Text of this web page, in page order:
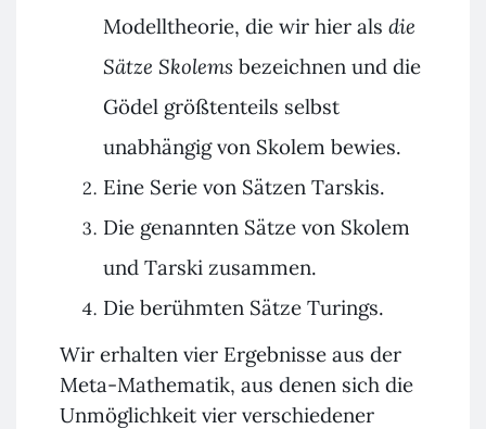
Modelltheorie, die wir hier als die
Sätze Skolems bezeichnen und die
Gödel größtenteils selbst
unabhängig von Skolem bewies.
Eine Serie von Sätzen Tarskis.
Die genannten Sätze von Skolem
und Tarski zusammen.
Die berühmten Sätze Turings.
Wir erhalten vier Ergebnisse aus der
Meta-Mathematik, aus denen sich die
Unmöglichkeit vier verschiedener